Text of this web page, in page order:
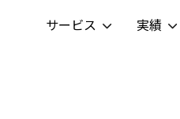
サービス 実績